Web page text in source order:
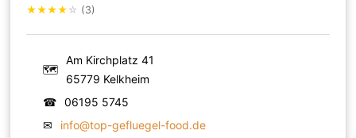
★★★★ ☆ (3)
🗺
Am Kirchplatz 41
65779 Kelkheim
☎
06195 5745
✉
info@top-gefluegel-food.de